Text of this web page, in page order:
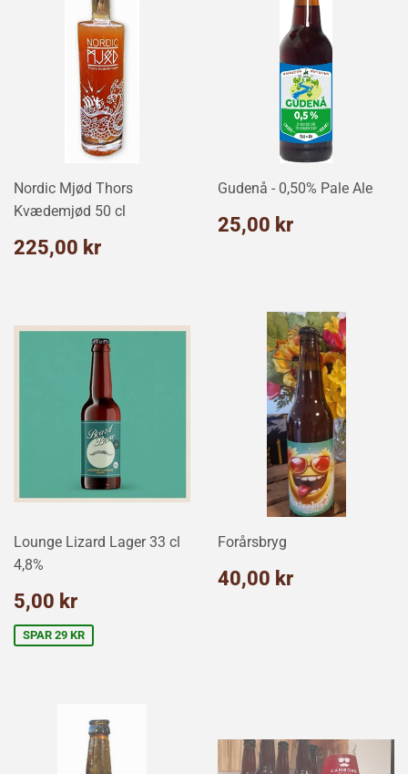
Nordic Mjød Thors
Kvædemjød 50 cl
Normalpris
225,00 kr
Gudenå - 0,50% Pale Ale
Normalpris
25,00 kr
Lounge Lizard Lager 33 cl
4,8%
Udsalgspris
5,00 kr
kr
SPAR 29 KR
Forårsbryg
Normalpris
40,00 kr